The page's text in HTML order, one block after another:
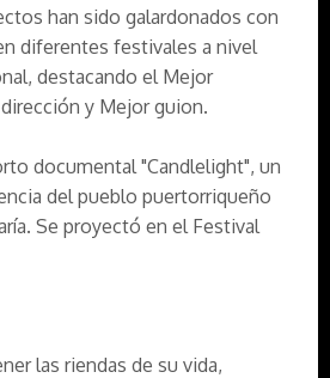
han sido galardonados con
diferentes festivales a nivel
destacando el Mejor
y Mejor guion.
documental "Candlelight", un
del pueblo puertorriqueño
Se proyectó en el Festival
las riendas de su vida,